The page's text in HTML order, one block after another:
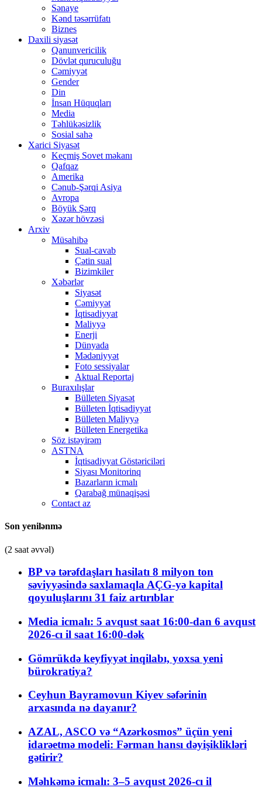
Sənaye
Kənd təsərrüfatı
Biznes
Daxili siyasət
Qanunvericilik
Dövlət quruculuğu
Cəmiyyət
Gender
Din
İnsan Hüquqları
Media
Təhlükəsizlik
Sosial sahə
Xarici Siyasət
Keçmiş Sovet məkanı
Qafqaz
Amerika
Cənub-Şərqi Asiya
Avropa
Böyük Şərq
Xəzər hövzəsi
Arxiv
Müsahibə
Sual-cavab
Çətin sual
Bizimkiler
Xəbərlər
Siyasət
Cəmiyyət
İqtisadiyyat
Maliyyə
Enerji
Dünyada
Mədəniyyət
Foto sessiyalar
Aktual Reportaj
Buraxılışlar
Bülleten Siyasət
Bülleten İqtisadiyyat
Bülleten Maliyyə
Bülleten Energetika
Söz istəyirəm
ASTNA
İqtisadiyyat Göstəriciləri
Siyası Monitorinq
Bazarların icmalı
Qarabağ münaqişəsi
Contact az
Son yenilənmə
(2 saat əvvəl)
BP və tərəfdaşları hasilatı 8 milyon ton
səviyyəsində saxlamaqla AÇG-yə kapital
qoyuluşlarını 31 faiz artırıblar
Media icmalı: 5 avqust saat 16:00-dan 6 avqust
2026-cı il saat 16:00-dək
Gömrükdə keyfiyyət inqilabı, yoxsa yeni
bürokratiya?
Ceyhun Bayramovun Kiyev səfərinin
arxasında nə dayanır?
AZAL, ASCO və “Azərkosmos” üçün yeni
idarəetmə modeli: Fərman hansı dəyişiklikləri
gətirir?
Məhkəmə icmalı: 3–5 avqust 2026-cı il